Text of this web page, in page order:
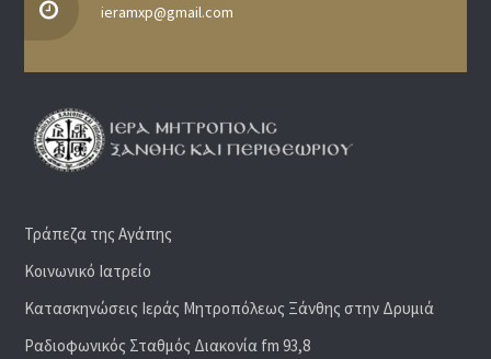
ieramxp@gmail.com
Τράπεζα της Αγάπης
Κοινωνικό Ιατρείο
Κατασκηνώσεις Ιεράς Μητροπόλεως Ξάνθης στην Δρυμιά
Ραδιoφωνικός Σταθμός Διακονία fm 93,8